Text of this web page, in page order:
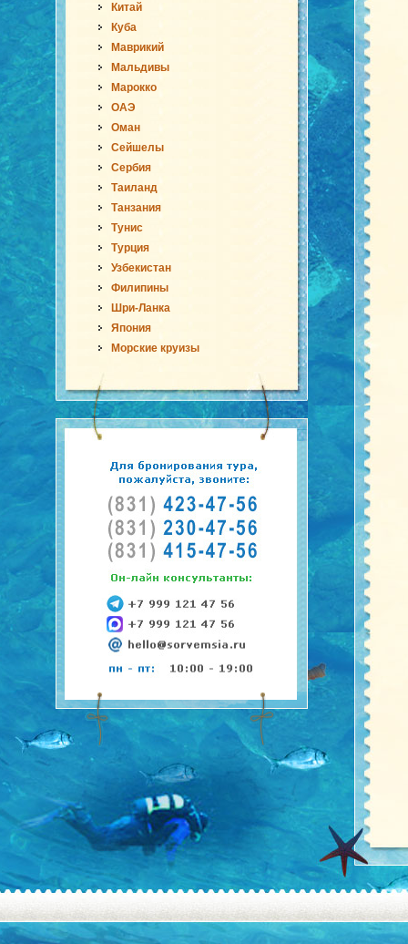
Китай
Куба
Маврикий
Мальдивы
Марокко
ОАЭ
Оман
Сейшелы
Сербия
Таиланд
Танзания
Тунис
Турция
Узбекистан
Филипины
Шри-Ланка
Япония
Морские круизы